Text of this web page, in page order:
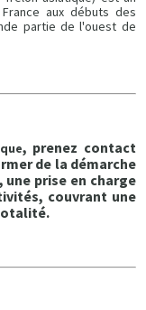
aux débuts des
partie de l'ouest de
, prenez contact
de la démarche
prise en charge
couvrant une